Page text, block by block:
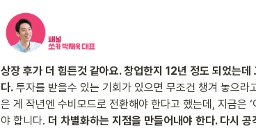
상장 후가 더 힘든것 같아요. 창업한지 12년 정도 되었는
다. 투자를 받을수 있는 기회가 있으면 무조건 챙겨 놓으
은 게 작년엔 수비모드로 전환해야 한다고 했는데, 지금은
야 합니다. 더 차별화하는 지점을 만들어내야 한다. 다시